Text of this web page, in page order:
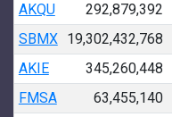
AKQU
292,879,392
SBMX 19,302,432,768
AKIE
345,260,448
FMSA
63,455,140